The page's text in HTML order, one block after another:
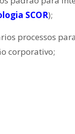
SCOR);
processos
corporativo;